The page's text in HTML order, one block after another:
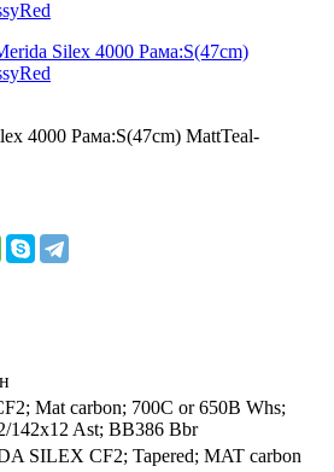
4000 Рама:S(47cm) MattTeal-
Mat carbon; 700C or 650B Whs;
142x12 Ast; BB386 Bbr
SILEX CF2; Tapered; MAT carbon